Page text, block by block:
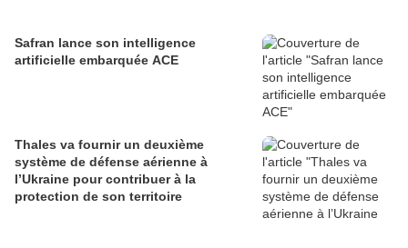
Safran lance son intelligence
artificielle embarquée ACE
Thales va fournir un deuxième
système de défense aérienne à
l’Ukraine pour contribuer à la
protection de son territoire